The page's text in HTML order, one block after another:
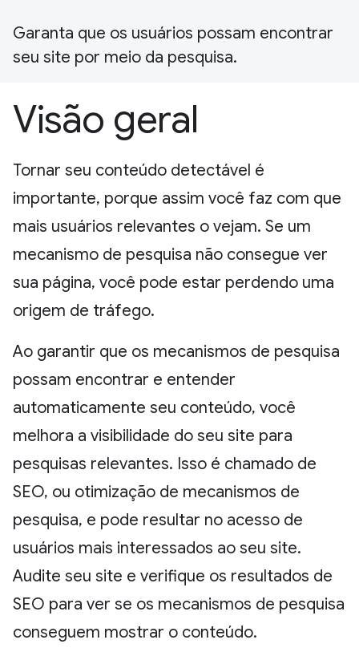
Garanta que os usuários possam encontrar
seu site por meio da pesquisa.
Visão geral
Tornar seu conteúdo detectável é
importante, porque assim você faz com que
mais usuários relevantes o vejam. Se um
mecanismo de pesquisa não consegue ver
sua página, você pode estar perdendo uma
origem de tráfego.
Ao garantir que os mecanismos de pesquisa
possam encontrar e entender
automaticamente seu conteúdo, você
melhora a visibilidade do seu site para
pesquisas relevantes. Isso é chamado de
SEO, ou otimização de mecanismos de
pesquisa, e pode resultar no acesso de
usuários mais interessados ao seu site.
Audite seu site e verifique os resultados de
SEO para ver se os mecanismos de pesquisa
conseguem mostrar o conteúdo.